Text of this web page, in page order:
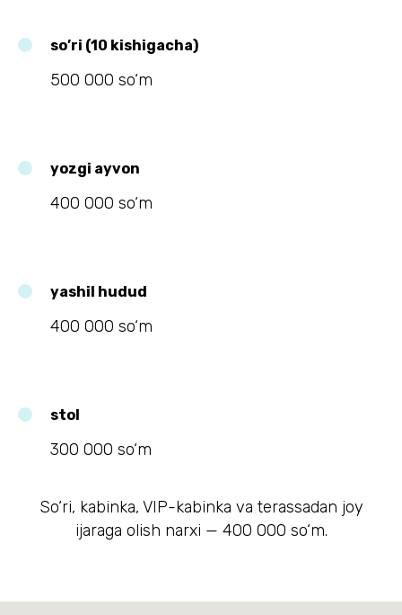
so’ri (10 kishigacha)
500 000 so‘m
yozgi ayvon
400 000 so‘m
yashil hudud
400 000 so‘m
stol
300 000 so‘m
So‘ri, kabinka, VIP-kabinka va terassadan joy
ijaraga olish narxi — 400 000 so‘m.